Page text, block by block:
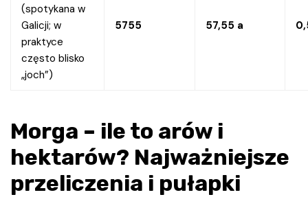
(spotykana w
Galicji; w
praktyce
często blisko
„joch”)
5755 57,55 a
Morga – ile to arów i
hektarów? Najważniejsze
przeliczenia i pułapki